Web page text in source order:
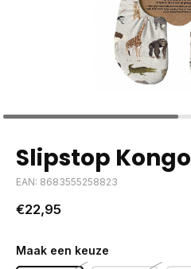
Slipstop Kongo
EAN: 8683555258823
€22,95
Maak een keuze